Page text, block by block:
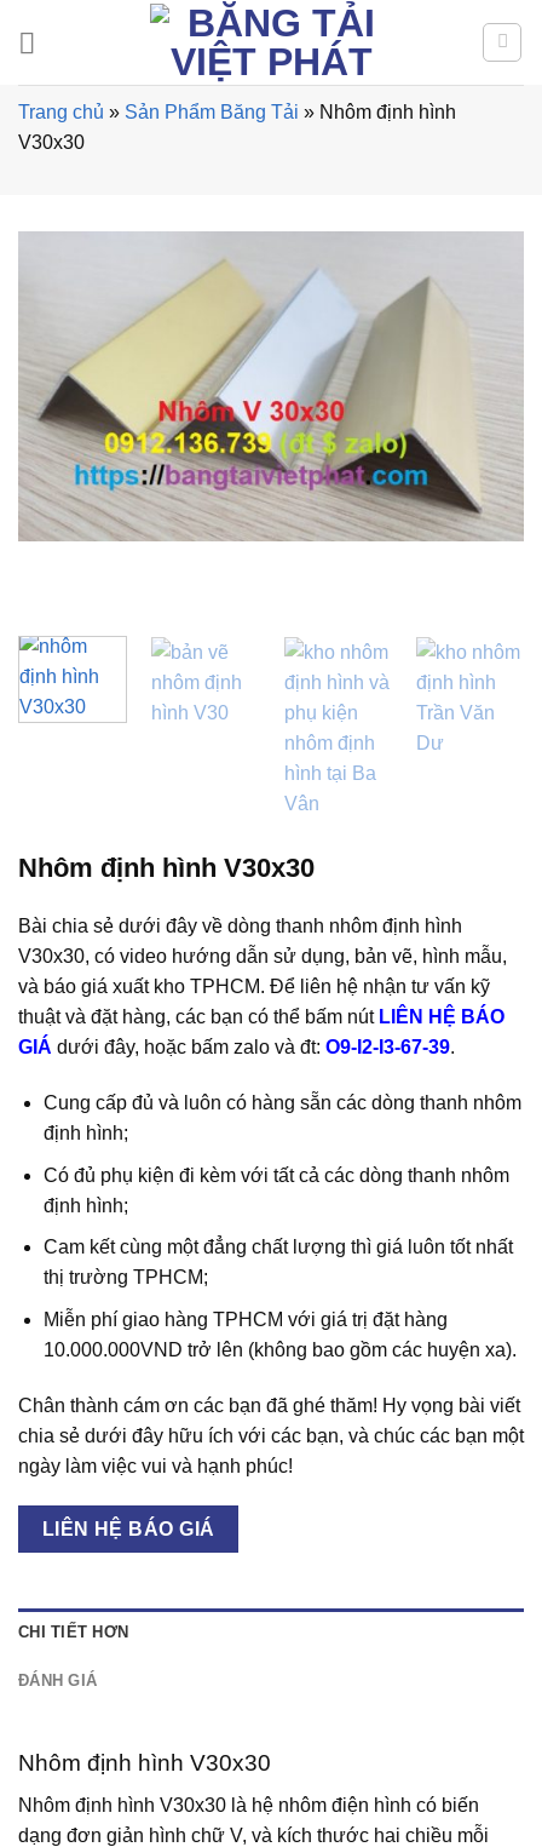
Trang chủ » Sản Phẩm Băng Tải » Nhôm định hình
V30x30
Nhôm định hình V30x30
Bài chia sẻ dưới đây về dòng thanh nhôm định hình
V30x30, có video hướng dẫn sử dụng, bản vẽ, hình mẫu,
và báo giá xuất kho TPHCM. Để liên hệ nhận tư vấn kỹ
thuật và đặt hàng, các bạn có thể bấm nút LIÊN HỆ BÁO
GIÁ dưới đây, hoặc bấm zalo và đt: O9-I2-I3-67-39.
Cung cấp đủ và luôn có hàng sẵn các dòng thanh nhôm
định hình;
Có đủ phụ kiện đi kèm với tất cả các dòng thanh nhôm
định hình;
Cam kết cùng một đẳng chất lượng thì giá luôn tốt nhất
thị trường TPHCM;
Miễn phí giao hàng TPHCM với giá trị đặt hàng
10.000.000VND trở lên (không bao gồm các huyện xa).
Chân thành cám ơn các bạn đã ghé thăm! Hy vọng bài viết
chia sẻ dưới đây hữu ích với các bạn, và chúc các bạn một
ngày làm việc vui và hạnh phúc!
LIÊN HỆ BÁO GIÁ
CHI TIẾT HƠN
ĐÁNH GIÁ
Nhôm định hình V30x30
Nhôm định hình V30x30 là hệ nhôm điện hình có biến
dạng đơn giản hình chữ V, và kích thước hai chiều mỗi